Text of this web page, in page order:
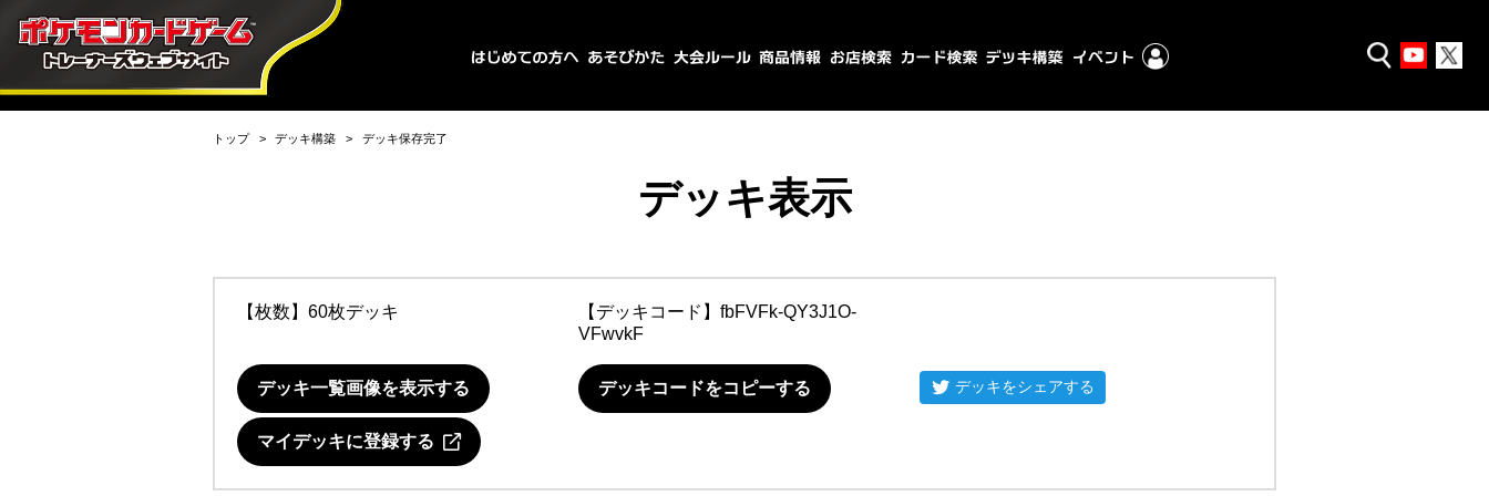
トップ デッキ構築 デッキ保存完了
デッキ表示
【枚数】60枚デッキ 【デッキコード】 fbFVFk-QY3J1O-
VFwvkF
デッキ一覧画像を表示する デッキコードをコピーする デッキをシェアする
マイデッキに登録する